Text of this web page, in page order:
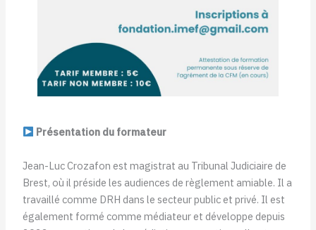
Présentation du formateur
Jean-Luc Crozafon est magistrat au Tribunal Judiciaire de
Brest, où il préside les audiences de règlement amiable. Il a
travaillé comme DRH dans le secteur public et privé. Il est
également formé comme médiateur et développe depuis